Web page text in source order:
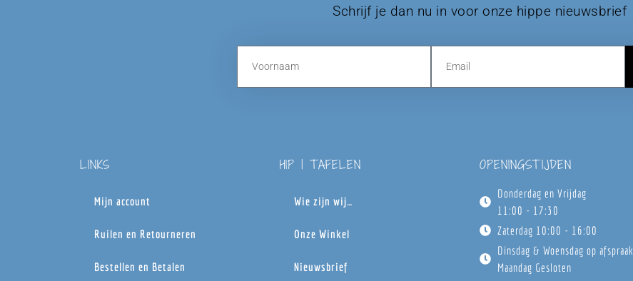
Schrijf je dan nu in voor onze hippe nieuwsbrief
LINKS
Mijn account
Ruilen en Retourneren
Bestellen en Betalen
HIP | TAFELEN
Wie zijn wij…
Onze Winkel
Nieuwsbrief
OPENINGSTIJDEN
Donderdag en Vrijdag
11:00 - 17:30
Zaterdag 10:00 - 16:00
Dinsdag & Woensdag op afspraak
Maandag Gesloten